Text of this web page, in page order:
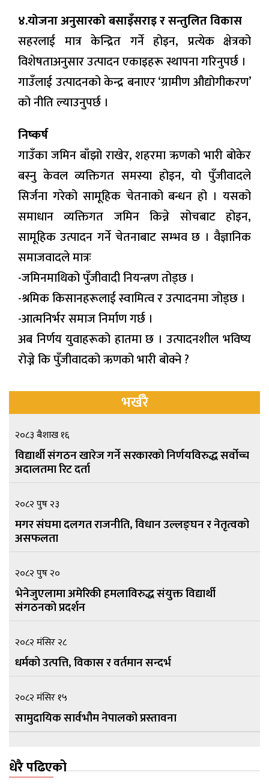
४.योजना अनुसारको बसाइँसराइ र सन्तुलित विकास
सहरलाई मात्र केन्द्रित गर्ने होइन, प्रत्येक क्षेत्रको
विशेषताअनुसार उत्पादन एकाइहरू स्थापना गरिनुपर्छ ।
गाउँलाई उत्पादनको केन्द्र बनाएर ‘ग्रामीण औद्योगीकरण’
को नीति ल्याउनुपर्छ ।
निष्कर्ष
गाउँका जमिन बाँझो राखेर, शहरमा ऋणको भारी बोकेर
बस्नु केवल व्यक्तिगत समस्या होइन, यो पुँजीवादले
सिर्जना गरेको सामूहिक चेतनाको बन्धन हो । यसको
समाधान व्यक्तिगत जमिन किन्ने सोचबाट होइन,
सामूहिक उत्पादन गर्ने चेतनाबाट सम्भव छ । वैज्ञानिक
समाजवादले मात्रः
-जमिनमाथिको पुँजीवादी नियन्त्रण तोड्छ ।
-श्रमिक किसानहरूलाई स्वामित्व र उत्पादनमा जोड्छ ।
-आत्मनिर्भर समाज निर्माण गर्छ ।
अब निर्णय युवाहरूको हातमा छ । उत्पादनशील भविष्य
रोज्ने कि पुँजीवादको ऋणको भारी बोक्ने ?
भर्खरै
२०८३ बैशाख १६
विद्यार्थी संगठन खारेज गर्ने सरकारको निर्णयविरुद्ध सर्वोच्च
अदालतमा रिट दर्ता
२०८२ पुष २३
मगर संघमा दलगत राजनीति, विधान उल्लङ्घन र नेतृत्वको
असफलता
२०८२ पुष २०
भेनेजुएलामा अमेरिकी हमलाविरुद्ध संयुक्त विद्यार्थी
संगठनको प्रदर्शन
२०८२ मंसिर २८
धर्मको उत्पत्ति, विकास र वर्तमान सन्दर्भ
२०८२ मंसिर १५
सामुदायिक सार्वभौम नेपालको प्रस्तावना
धेरै पढिएको